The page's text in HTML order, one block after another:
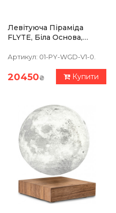
Левітуюча Піраміда
FLYTE, Біла Основа,
Артикул: 01-PY-WGD-V1-0.
20450₴ Купити